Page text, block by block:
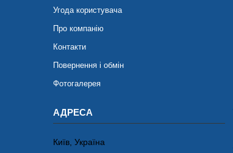
Угода користувача
Про компанію
Контакти
Повернення і обмін
Фотогалерея
Київ, Україна